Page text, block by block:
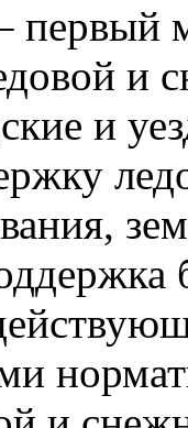
первый
и
и